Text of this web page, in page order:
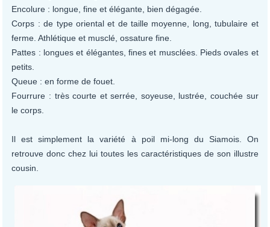
Encolure : longue, fine et élégante, bien dégagée.
Corps : de type oriental et de taille moyenne, long, tubulaire et
ferme. Athlétique et musclé, ossature fine.
Pattes : longues et élégantes, fines et musclées. Pieds ovales et
petits.
Queue : en forme de fouet.
Fourrure : très courte et serrée, soyeuse, lustrée, couchée sur
le corps.
Il est simplement la variété à poil mi-long du Siamois. On
retrouve donc chez lui toutes les caractéristiques de son illustre
cousin.